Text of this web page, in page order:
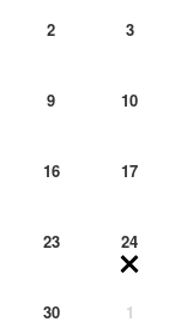
2 3
9 10
16 17
23 24
30 1